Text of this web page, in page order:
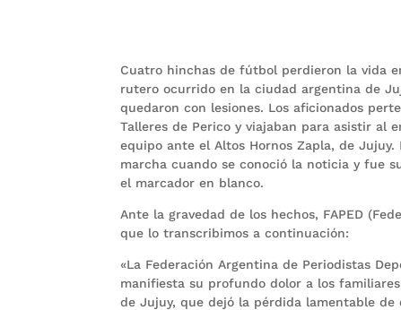
Cuatro hinchas de fútbol perdieron la vida
rutero ocurrido en la ciudad argentina de
quedaron con lesiones. Los aficionados
Talleres de Perico y viajaban para asistir al
equipo ante el Altos Hornos Zapla, de
marcha cuando se conoció la noticia y fue
el marcador en blanco.
Ante la gravedad de los hechos, FAPED
que lo transcribimos a continuación:
«La Federación Argentina de Periodistas
manifiesta su profundo dolor a los
de Jujuy, que dejó la pérdida lamentable